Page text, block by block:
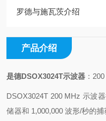
罗德与施瓦茨介绍
产品介绍
是德DSOX3024T示波器 ：
DSOX3024T 200 MHz 示波
储器和 1,000,000 波形/秒的